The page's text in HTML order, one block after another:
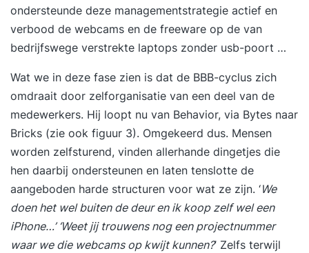
ondersteunde deze managementstrategie actief en
verbood de webcams en de freeware op de van
bedrijfswege verstrekte laptops zonder usb-poort …
Wat we in deze fase zien is dat de BBB-cyclus zich
omdraait door zelforganisatie van een deel van de
medewerkers. Hij loopt nu van Behavior, via Bytes naar
Bricks (zie ook figuur 3). Omgekeerd dus. Mensen
worden zelfsturend, vinden allerhande dingetjes die
hen daarbij ondersteunen en laten tenslotte de
aangeboden harde structuren voor wat ze zijn. ‘We
doen het wel buiten de deur en ik koop zelf wel een
iPhone…’ ‘Weet jij trouwens nog een projectnummer
waar we die webcams op kwijt kunnen?’ Zelfs terwijl